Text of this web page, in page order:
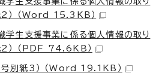
2） （Word 15.3KB）
学生支援事業に係る個人情報の取り
2） （PDF 74.6KB）
号別紙3） （Word 19.1KB）